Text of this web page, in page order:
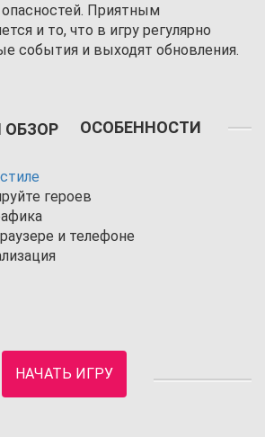
опасностей. Приятным
и то, что в игру регулярно
события и выходят обновления.
ОСОБЕННОСТИ
героев
и телефоне
НАЧАТЬ ИГРУ